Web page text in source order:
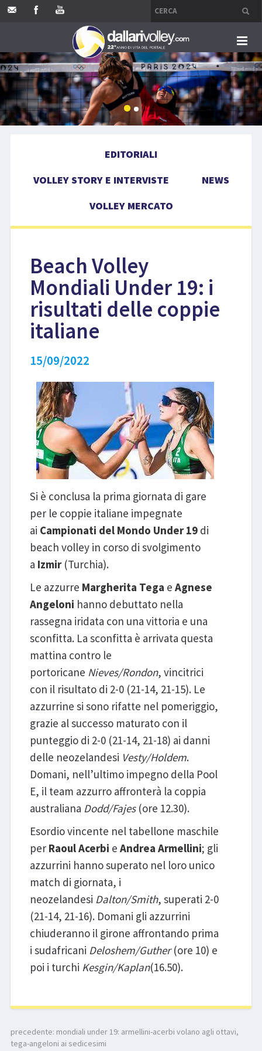
HOME
EDITORIALI
VOLLEY MERCATO
COMPETIZIONI
EVENTI
LIBRI
EDITORIALI
VOLLEY STORY E INTERVISTE
NEWS
VOLLEY MERCATO
Beach Volley
Mondiali Under 19: i
risultati delle coppie
italiane
15/09/2022
Si è conclusa la prima giornata di gare
per le coppie italiane impegnate
ai Campionati del Mondo Under 19di
beach volley in corso di svolgimento
a Izmir(Turchia).
Le azzurre Margherita Tega e Agnese
Angeloni hanno debuttato nella
rassegna iridata con una vittoria e una
sconfitta. La sconfitta è arrivata questa
mattina contro le
portoricane Nieves/Rondon, vincitrici
con il risultato di 2-0 (21-14, 21-15). Le
azzurrine si sono rifatte nel pomeriggio,
grazie al successo maturato con il
punteggio di 2-0 (21-14, 21-18) ai danni
delle neozelandesi Vesty/Holdem.
Domani, nell’ultimo impegno della Pool
E, il team azzurro affronterà la coppia
australiana Dodd/Fajes(ore 12.30).
Esordio vincente nel tabellone maschile
per Raoul Acerbi e Andrea Armellini; gli
azzurrini hanno superato nel loro unico
match di giornata, i
neozelandesi Dalton/Smith, superati 2-0
(21-14, 21-16). Domani gli azzurrini
chiuderanno il girone affrontando prima
i sudafricani Deloshem/Guther(ore 10) e
poi i turchi Kesgin/Kaplan(16.50).
precedente: mondiali under 19: armellini-acerbi volano agli ottavi,
tega-angeloni ai sedicesimi